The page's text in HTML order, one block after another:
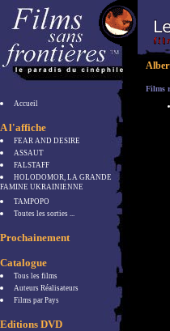
Accueil
A l'affiche
FEAR AND DESIRE
ASSAUT
FALSTAFF
HOLODOMOR, LA GRANDE
FAMINE UKRAINIENNE
TAMPOPO
Toutes les sorties ...
Prochainement
Catalogue
Tous les films
Auteurs Réalisateurs
Films par Pays
Editions DVD
Films